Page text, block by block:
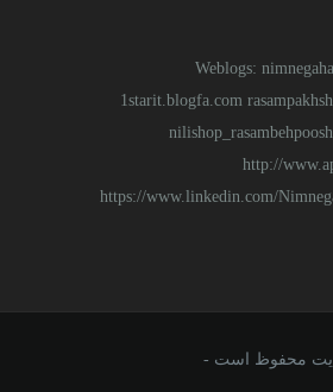
Weblogs:
1starit.blogfa.com
http://
https://www.linkedin.com/
محفوظ است -